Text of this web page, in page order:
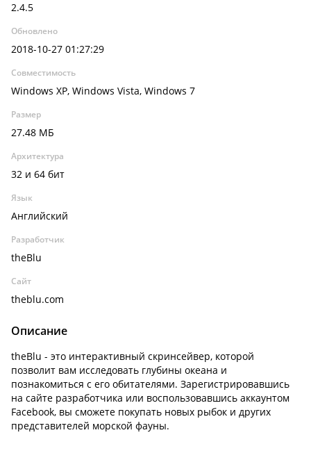
2.4.5
Обновлено
2018-10-27 01:27:29
Совместимость
Windows XP, Windows Vista, Windows 7
Размер
27.48 МБ
Архитектура
32 и 64 бит
Язык
Английский
Разработчик
theBlu
Сайт
theblu.com
Описание
theBlu - это интерактивный скринсейвер, которой
позволит вам исследовать глубины океана и
познакомиться с его обитателями. Зарегистрировавшись
на сайте разработчика или воспользовавшись аккаунтом
Facebook, вы сможете покупать новых рыбок и других
представителей морской фауны.